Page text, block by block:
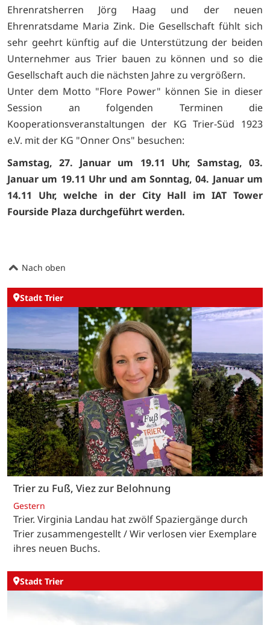
Ehrenratsherren Jörg Haag und der neuen
Ehrenratsdame Maria Zink. Die Gesellschaft fühlt sich
sehr geehrt künftig auf die Unterstützung der beiden
Unternehmer aus Trier bauen zu können und so die
Gesellschaft auch die nächsten Jahre zu vergrößern.
Unter dem Motto "Flore Power" können Sie in dieser
Session an folgenden Terminen die
Kooperationsveranstaltungen der KG Trier-Süd 1923
e.V. mit der KG "Onner Ons" besuchen:
Samstag, 27. Januar um 19.11 Uhr, Samstag, 03.
Januar um 19.11 Uhr und am Sonntag, 04. Januar um
14.11 Uhr, welche in der City Hall im IAT Tower
Fourside Plaza durchgeführt werden.
Nach oben
Stadt Trier
Trier zu Fuß, Viez zur Belohnung
Gestern
Trier. Virginia Landau hat zwölf Spaziergänge durch
Trier zusammengestellt / Wir verlosen vier Exemplare
ihres neuen Buchs.
Stadt Trier